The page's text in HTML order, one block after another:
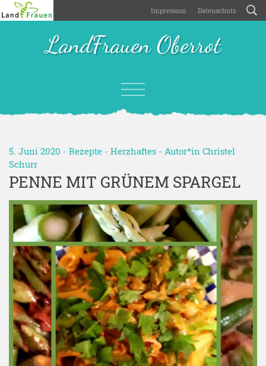
Impressum Datenschutz
LandFrauen Oberrot
5. Juni 2020 - Rezepte - Herzhaftes - Autor*in Christel
Schurr
PENNE MIT GRÜNEM SPARGEL